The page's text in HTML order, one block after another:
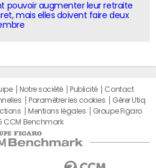
pouvoir augmenter leur retraite
mais elles doivent faire deux
Notre société Publicité
Contact
Paramétrer les cookies
Gérer Utiq
Mentions légales
Groupe Figaro
CCM Benchmark